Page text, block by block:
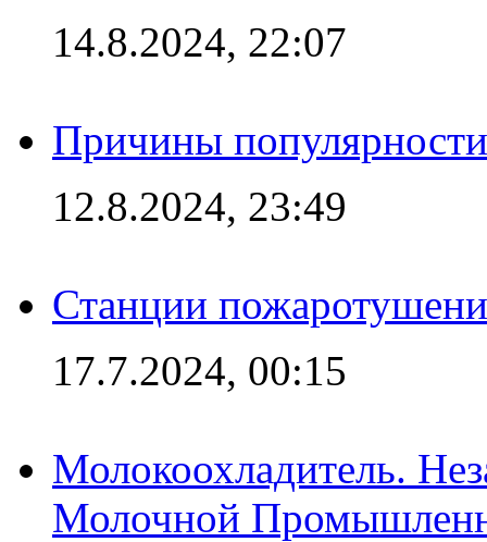
14.8.2024, 22:07
Причины
12.8.2024, 23:49
Станции
17.7.2024, 00:15
Молокоохладитель.
Молочной